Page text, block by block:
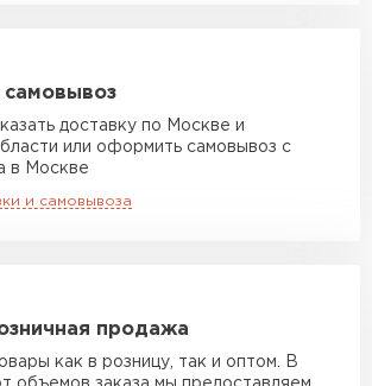
тн до 80 м3
13,5 м
до 5 тн
10 тн
8 м
13,5 м
ЗАКАЗАТЬ С ДОСТАВКОЙ
самовывоз
доставку по Москве и
или оформить самовывоз с
в Москве
и самовывоза
продажа
как в розницу, так и оптом. В